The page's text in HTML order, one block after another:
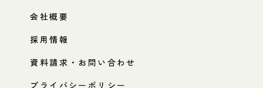
会社概要
採用情報
資料請求・お問い合わせ
プライバシーポリシー